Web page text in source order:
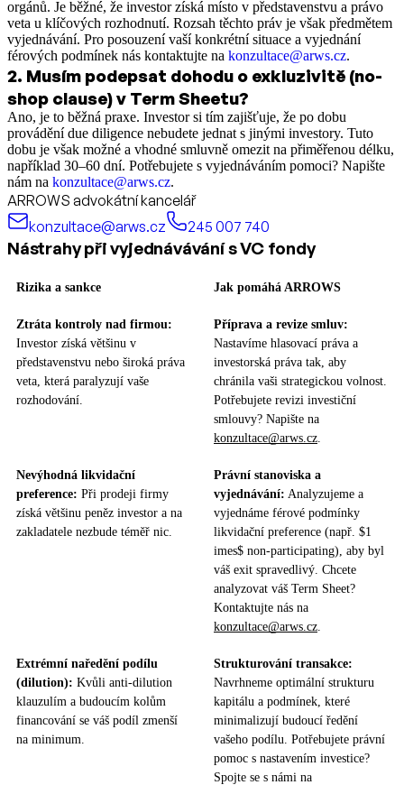
orgánů. Je běžné, že investor získá místo v představenstvu a právo
veta u klíčových rozhodnutí. Rozsah těchto práv je však předmětem
vyjednávání. Pro posouzení vaší konkrétní situace a vyjednání
férových podmínek nás kontaktujte na konzultace@arws.cz.
2. Musím podepsat dohodu o exkluzivitě (no-
shop clause) v Term Sheetu?
Ano, je to běžná praxe. Investor si tím zajišťuje, že po dobu
provádění due diligence nebudete jednat s jinými investory. Tuto
dobu je však možné a vhodné smluvně omezit na přiměřenou délku,
například 30–60 dní. Potřebujete s vyjednáváním pomoci? Napište
nám na konzultace@arws.cz.
ARROWS advokátní kancelář
konzultace@arws.cz
245 007 740
Nástrahy při vyjednávávání s VC fondy
Rizika a sankce Jak pomáhá ARROWS
Ztráta kontroly nad firmou:
Investor získá většinu v
představenstvu nebo široká práva
veta, která paralyzují vaše
rozhodování.
Příprava a revize smluv:
Nastavíme hlasovací práva a
investorská práva tak, aby
chránila vaši strategickou volnost.
Potřebujete revizi investiční
smlouvy? Napište na
konzultace@arws.cz
Nevýhodná likvidační
preference: Při prodeji firmy
získá většinu peněz investor a na
zakladatele nezbude téměř nic.
Právní stanoviska a
vyjednávání: Analyzujeme a
vyjednáme férové podmínky
likvidační preference (např. $1
imes$ non-participating), aby byl
váš exit spravedlivý. Chcete
analyzovat váš Term Sheet?
Kontaktujte nás na
konzultace@arws.cz
Extrémní naředění podílu
(dilution): Kvůli anti-dilution
klauzulím a budoucím kolům
financování se váš podíl zmenší
na minimum.
Strukturování transakce:
Navrhneme optimální strukturu
kapitálu a podmínek, které
minimalizují budoucí ředění
vašeho podílu. Potřebujete právní
pomoc s nastavením investice?
Spojte se s námi na